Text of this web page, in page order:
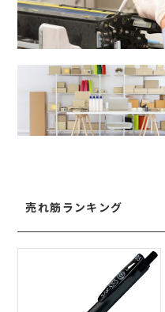
売れ筋ランキング